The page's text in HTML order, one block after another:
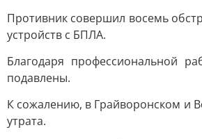
Противник совершил восемь
устройств с БПЛА.
Благодаря профессиональной
подавлены.
К сожалению, в Грайворонском и
утрата.